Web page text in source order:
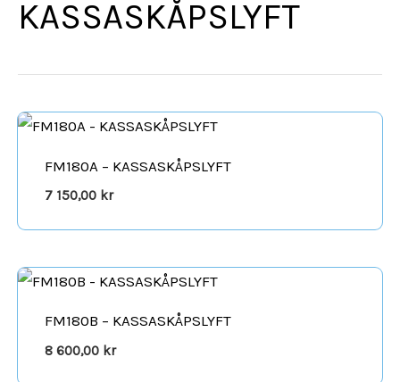
KASSASKÅPSLYFT
FM180A – KASSASKÅPSLYFT
7 150,00 kr
FM180B – KASSASKÅPSLYFT
8 600,00 kr